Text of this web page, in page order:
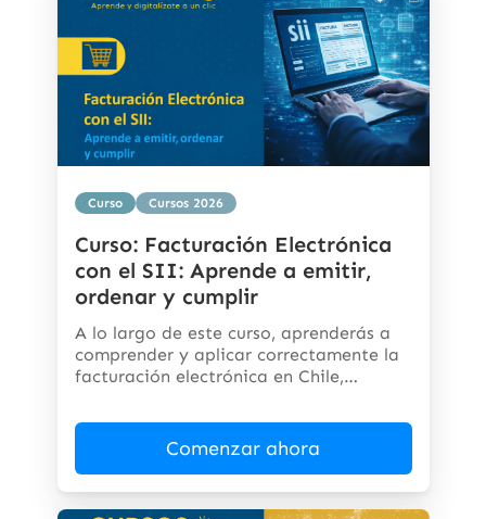
Curso Cursos 2026
Curso: Facturación Electrónica
con el SII: Aprende a emitir,
ordenar y cumplir
A lo largo de este curso, aprenderás a
comprender y aplicar correctamente la
facturación electrónica en Chile,
Comenzar ahora